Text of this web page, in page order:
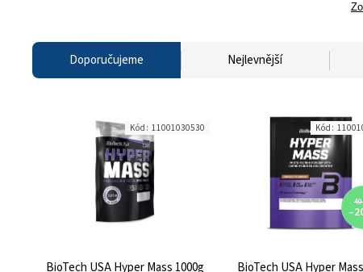
Doporučujeme Nejlevnější
BioTech USA Hyper Mass 1000g
Kód: 11001030530
BioTech USA Hyper
Kód: